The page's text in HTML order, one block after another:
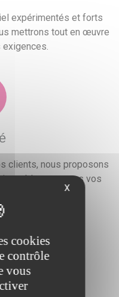
expérimentés et forts
mettrons tout en œuvre
clients, nous proposons
combleront toutes vos
X
cookies
contrôle
vous